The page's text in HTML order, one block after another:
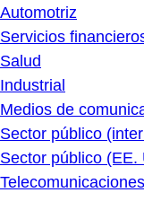
Automotriz
Servicios
Salud
Industrial
Medios de
Sector público
Sector público (EE.
Telecomunicaciones